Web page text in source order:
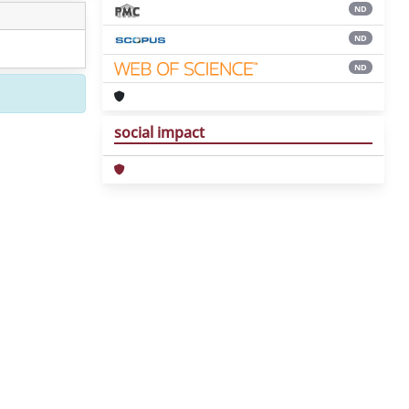
ND
ND
ND
social impact